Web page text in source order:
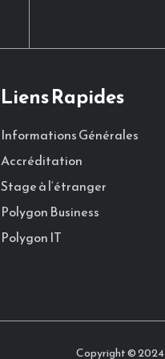
Liens Rapides
Informations Générales
Accréditation
Stage à l‘étranger
Polygon Business
Polygon IT
Copyright © 2024